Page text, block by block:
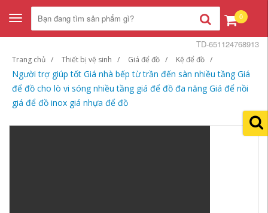
Toggle
navigation
0
Trang chủ Thiết bị vệ sinh Giá để đồ Kệ để đồ
Người trợ giúp tốt Giá nhà bếp từ trần đến sàn nhiều tầng Giá
để đồ cho lò vi sóng nhiều tầng giá để đồ đa năng Giá để nồi
giá để đồ inox giá nhựa để đồ
TD-651124768913